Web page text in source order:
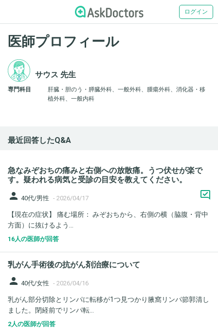
ログイン
医師プロフィール
サウス 先生
専門科目
肝臓・胆のう・膵臓外科、一般外科、腫瘍外科、消化器・移
植外科、一般内科
最近回答したQ&A
急なみぞおちの痛みと右側への放散痛。うつ伏せが楽で
す。疑われる病気と受診の目安を教えてください。
person 40代/男性 - 2026/04/17
​【現在の症状】 ​痛む場所： みぞおちから、右側の横（脇腹・背中
方面）に抜けるよう...
16人の医師が回答
乳がん手術後の抗がん剤治療について
person 40代/女性 - 2026/04/16
乳がん部分切除とリンパに転移が1つ見つかり腋窩リンパ節郭清し
ました。閉経前でリンパ転...
2人の医師が回答